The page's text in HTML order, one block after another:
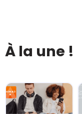
À la une !